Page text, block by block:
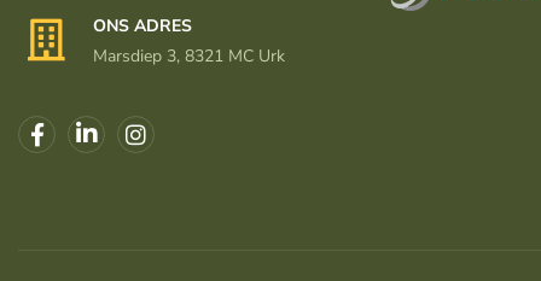
ONS ADRES
Marsdiep 3, 8321 MC Urk